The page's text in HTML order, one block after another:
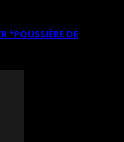
*POUSSIÈRE DE